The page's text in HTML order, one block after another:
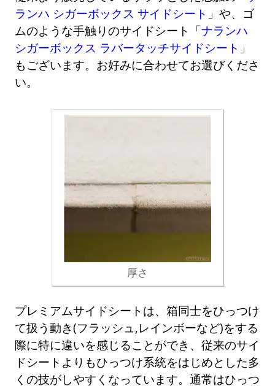
ランハ シガーボックス サイドシート 」や、ゴ
ムのような手触りのサイドシート「ナランハ
シガーボックス ラバータッチサイドシート 」
もございます。お好みに合わせてお選びくださ
い。
厚さ
プレミアムサイドシートは、箱同士をひっつけ
て扱う動き(フラッシュ,レインボーなど)をする
際に特に違いを感じることができ、従来のサイ
ドシートよりもひっつけ系統をはじめとした多
くの技がしやすくなっています。通常はひっつ